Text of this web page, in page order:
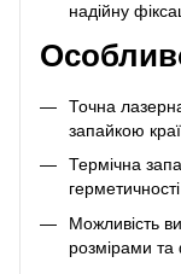
надійну
Точна
запайкою
Термічна
герметичності
Можливість
розмірами